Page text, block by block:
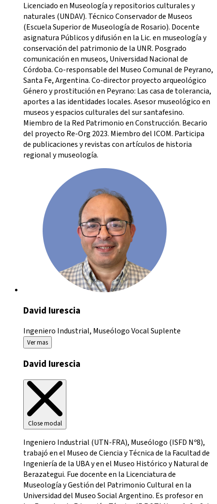
Licenciado en Museología y repositorios culturales y
naturales (UNDAV). Técnico Conservador de Museos
(Escuela Superior de Museología de Rosario). Docente
asignatura Públicos y difusión en la Lic. en museología y
conservación del patrimonio de la UNR. Posgrado
comunicación en museos, Universidad Nacional de
Córdoba. Co-responsable del Museo Comunal de Peyrano,
Santa Fe, Argentina. Co-director proyecto arqueológico
Género y prostitución en Peyrano: Las casa de tolerancia,
aportes a las identidades locales. Asesor museológico en
museos y espacios culturales del sur santafesino.
Miembro de la Red Patrimonio en Construcción. Becario
del proyecto Re-Org 2023. Miembro del ICOM. Participa
de publicaciones y revistas con artículos de historia
regional y museología.
David Iurescia
Ingeniero Industrial, MuseólogoVocal Suplente
Ver mas
David Iurescia
Close modal
Ingeniero Industrial (UTN-FRA), Museólogo (ISFD Nº8),
trabajó en el Museo de Ciencia y Técnica de la Facultad de
Ingeniería de la UBA y en el Museo Histórico y Natural de
Berazategui. Fue docente en la Licenciatura de
Museología y Gestión del Patrimonio Cultural en la
Universidad del Museo Social Argentino. Es profesor en